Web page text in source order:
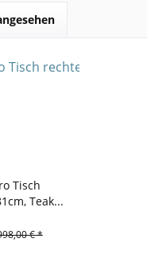
Tisch
Teak...
€ *